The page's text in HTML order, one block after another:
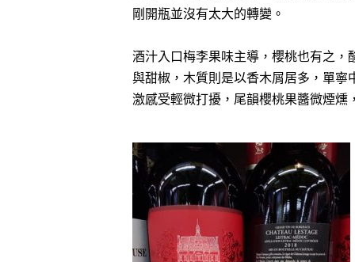
剛開瓶並沒有太大的轉變。
酒汁入口梅李果味主導，櫻桃也有之
與甜椒，木質則是以香木屑居多，單寧
激感受輕微打擾，尾韻櫻桃果醬微煙